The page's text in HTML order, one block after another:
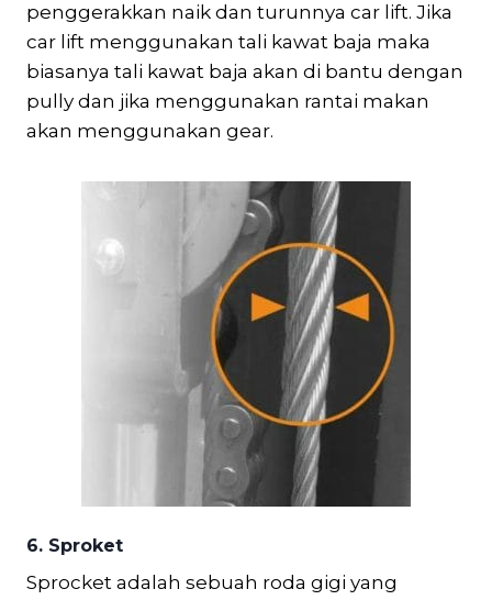
penggerakkan naik dan turunnya car lift. Jika
car lift menggunakan tali kawat baja maka
biasanya tali kawat baja akan di bantu dengan
pully dan jika menggunakan rantai makan
akan menggunakan gear.
6. Sproket
Sprocket adalah sebuah roda gigi yang